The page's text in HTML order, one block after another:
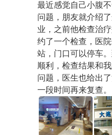
最近感觉自己小腹
问题，朋友就介绍
业，之前他检查治
约了一个检查，医
站，门口可以停车
顺利，检查结果和
问题，医生也给出
一段时间再来复查。